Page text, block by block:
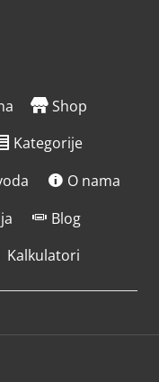
Shop
Kategorije
O nama
Blog
Kalkulatori